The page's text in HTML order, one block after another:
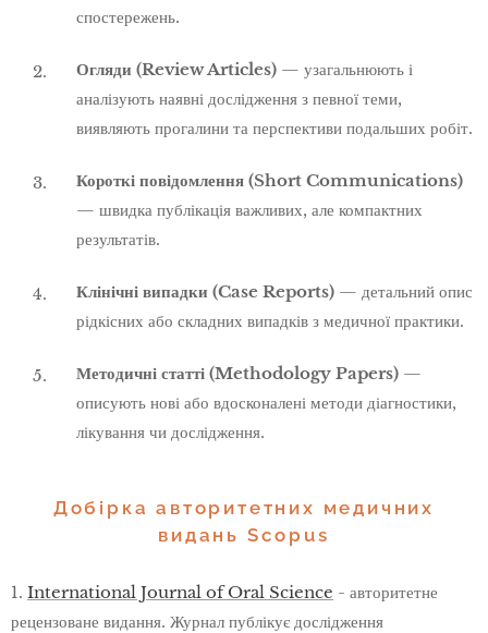
спостережень.
Огляди (Review Articles) — узагальнюють і
аналізують наявні дослідження з певної теми,
виявляють прогалини та перспективи подальших робіт.
Короткі повідомлення (Short Communications)
— швидка публікація важливих, але компактних
результатів.
Клінічні випадки (Case Reports) — детальний опис
рідкісних або складних випадків з медичної практики.
Методичні статті (Methodology Papers) —
описують нові або вдосконалені методи діагностики,
лікування чи дослідження.
Добірка авторитетних медичних
видань Scopus
1. International Journal of Oral Science - авторитетне
рецензоване видання. Журнал публікує дослідження